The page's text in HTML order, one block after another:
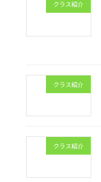
クラス紹介
クラス紹介
クラス紹介